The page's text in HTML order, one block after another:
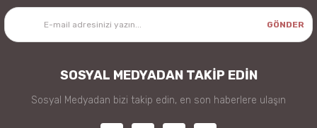
GÖNDER
SOSYAL MEDYADAN TAKİP EDİN
Sosyal Medyadan bizi takip edin, en son haberlere ulaşın